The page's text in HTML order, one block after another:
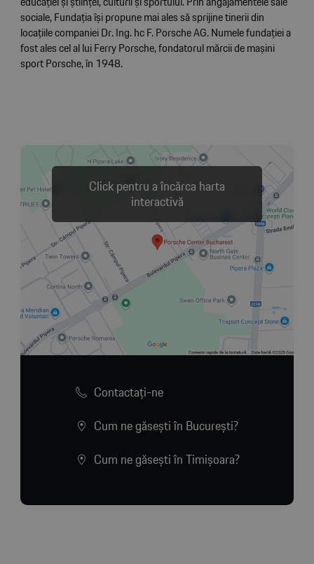
sociale, Fundația își propune mai ales să sprijine tinerii din
locațiile companiei Dr. Ing. hc F. Porsche AG. Numele fundației a
fost ales cel al lui Ferry Porsche, fondatorul mărcii de mașini
sport Porsche, în 1948.
Click pentru a încărca harta
interactivă
Contactaţi-ne
Cum ne găsești în București?
Cum ne găsești în Timișoara?